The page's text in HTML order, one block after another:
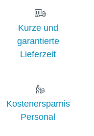
Kurze und
garantierte
Lieferzeit
Kostenersparnis
Personal